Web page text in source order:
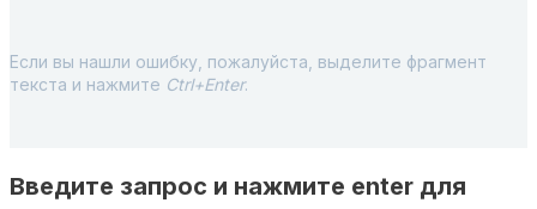
Если вы нашли ошибку, пожалуйста, выделите фрагмент
текста и нажмите Ctrl+Enter.
Введите запрос и нажмите enter для